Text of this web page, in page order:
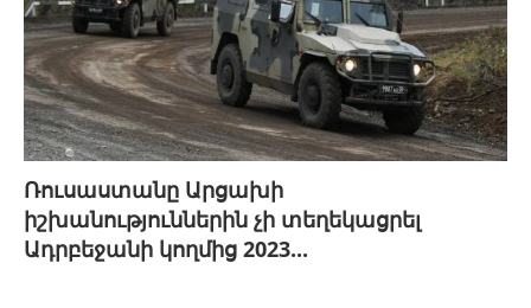
Ռուսաստանը Արցախի
իշխանություններին չի տեղեկացրել
Ադրբեջանի կողմից 2023...